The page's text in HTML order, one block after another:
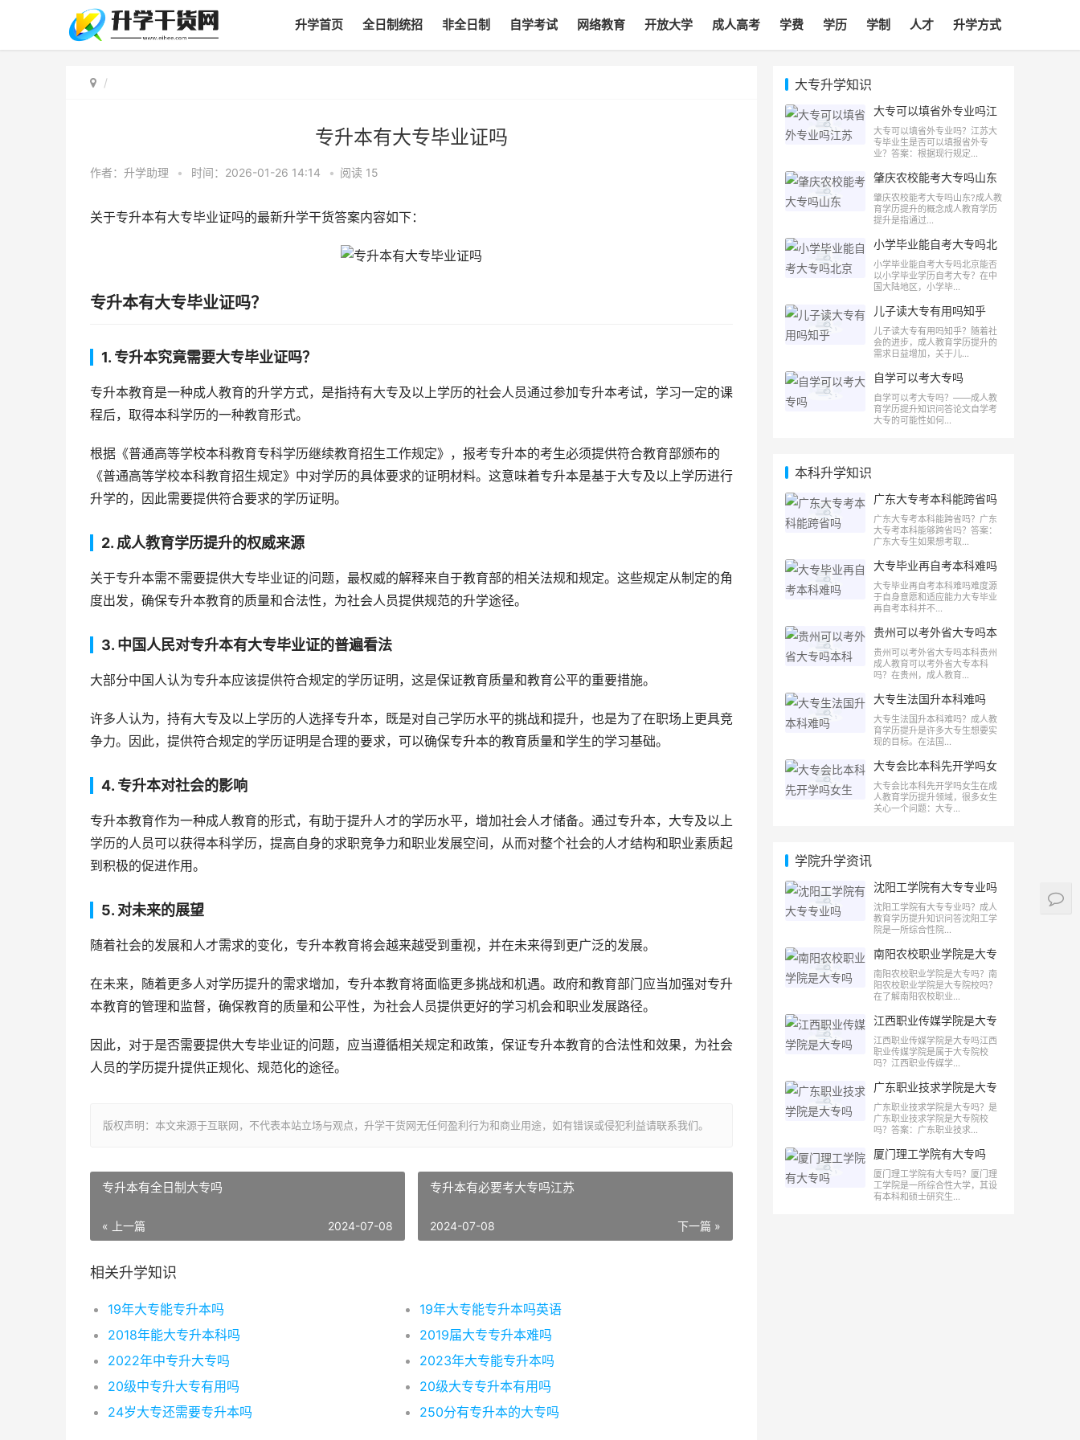
升学首页 全日制统招 非全日制 自学考试 网络教育 开放大学 成人高考 学费 学历 学制 人才 升学方式
专升本有大专毕业证吗
作者： 升学助理 • 时间：2026-01-26 14:14 • 阅读 15
关于专升本有大专毕业证吗的最新升学干货答案内容如下：
专升本有大专毕业证吗？
1. 专升本究竟需要大专毕业证吗？
专升本教育是一种成人教育的升学方式，是指持有大专及以上学历的社会人员通过参加专升本考试，学习一定的课
程后，取得本科学历的一种教育形式。
根据《普通高等学校本科教育专科学历继续教育招生工作规定》，报考专升本的考生必须提供符合教育部颁布的
《普通高等学校本科教育招生规定》中对学历的具体要求的证明材料。这意味着专升本是基于大专及以上学历进行
升学的，因此需要提供符合要求的学历证明。
2. 成人教育学历提升的权威来源
关于专升本需不需要提供大专毕业证的问题，最权威的解释来自于教育部的相关法规和规定。这些规定从制定的角
度出发，确保专升本教育的质量和合法性，为社会人员提供规范的升学途径。
3. 中国人民对专升本有大专毕业证的普遍看法
大部分中国人认为专升本应该提供符合规定的学历证明，这是保证教育质量和教育公平的重要措施。
许多人认为，持有大专及以上学历的人选择专升本，既是对自己学历水平的挑战和提升，也是为了在职场上更具竞
争力。因此，提供符合规定的学历证明是合理的要求，可以确保专升本的教育质量和学生的学习基础。
4. 专升本对社会的影响
专升本教育作为一种成人教育的形式，有助于提升人才的学历水平，增加社会人才储备。通过专升本，大专及以上
学历的人员可以获得本科学历，提高自身的求职竞争力和职业发展空间，从而对整个社会的人才结构和职业素质起
到积极的促进作用。
5. 对未来的展望
随着社会的发展和人才需求的变化，专升本教育将会越来越受到重视，并在未来得到更广泛的发展。
在未来，随着更多人对学历提升的需求增加，专升本教育将面临更多挑战和机遇。政府和教育部门应当加强对专升
本教育的管理和监督，确保教育的质量和公平性，为社会人员提供更好的学习机会和职业发展路径。
因此，对于是否需要提供大专毕业证的问题，应当遵循相关规定和政策，保证专升本教育的合法性和效果，为社会
人员的学历提升提供正规化、规范化的途径。
版权声明：本文来源于互联网，不代表本站立场与观点，升学干货网无任何盈利行为和商业用途，如有错误或侵犯利益请联系我们。
专升本有全日制大专吗
« 上一篇 2024-07-08
专升本有必要考大专吗江苏
下一篇 »
2024-07-08
相关升学知识
19年大专能专升本吗
19年大专能专升本吗英语
2018年能大专升本科吗
2019届大专专升本难吗
2022年中专升大专吗
2023年大专能专升本吗
20级中专升大专有用吗
20级大专专升本有用吗
24岁大专还需要专升本吗
250分有专升本的大专吗
大专升学知识
大专可以填省外专业吗江
苏
大专可以填省外专业吗？江苏大
专毕业生是否可以填报省外专
业？答案：根据现行规定...
肇庆农校能考大专吗山东
肇庆农校能考大专吗山东?成人教
育学历提升的概念成人教育学历
提升是指通过...
小学毕业能自考大专吗北
京
小学毕业能自考大专吗北京能否
以小学毕业学历自考大专？在中
国大陆地区，小学毕...
儿子读大专有用吗知乎
儿子读大专有用吗知乎？随着社
会的进步，成人教育学历提升的
需求日益增加，关于儿...
自学可以考大专吗
自学可以考大专吗？——成人教
育学历提升知识问答论文自学考
大专的可能性如何...
本科升学知识
广东大专考本科能跨省吗
广东大专考本科能跨省吗？广东
大专考本科能够跨省吗？答案：
广东大专生如果想考取...
大专毕业再自考本科难吗
大专毕业再自考本科难吗难度源
于自身意愿和适应能力大专毕业
再自考本科并不...
贵州可以考外省大专吗本
科
贵州可以考外省大专吗本科贵州
成人教育可以考外省大专本科
吗？在贵州，成人教育...
大专生法国升本科难吗
大专生法国升本科难吗？成人教
育学历提升是许多大专生想要实
现的目标。在法国...
大专会比本科先开学吗女
生
大专会比本科先开学吗女生在成
人教育学历提升领域，很多女生
关心一个问题：大专...
学院升学资讯
沈阳工学院有大专专业吗
沈阳工学院有大专专业吗？成人
教育学历提升知识问答沈阳工学
院是一所综合性院...
南阳农校职业学院是大专
吗
南阳农校职业学院是大专吗？南
阳农校职业学院是大专院校吗？
在了解南阳农校职业...
江西职业传媒学院是大专
吗
江西职业传媒学院是大专吗江西
职业传媒学院是属于大专院校
吗？江西职业传媒学...
广东职业技求学院是大专
吗
广东职业技求学院是大专吗？是
广东职业技求学院是大专院校
吗？答案：广东职业技求...
厦门理工学院有大专吗
厦门理工学院有大专吗？厦门理
工学院是一所综合性大学，其设
有本科和硕士研究生...